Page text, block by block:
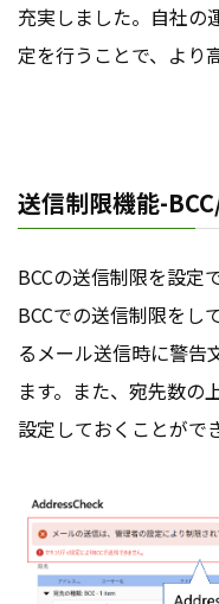
充実しました。自社の
定を行うことで、より
送信制限機能-
BCCの送信制限を設定
BCCでの送信制限をし
るメール送信時に警告
ます。また、宛先数の
設定しておくことがで